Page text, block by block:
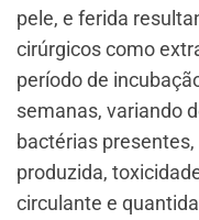
pele, e ferida
cirúrgicos como
período de
semanas, variando
bactérias
produzida,
circulante e